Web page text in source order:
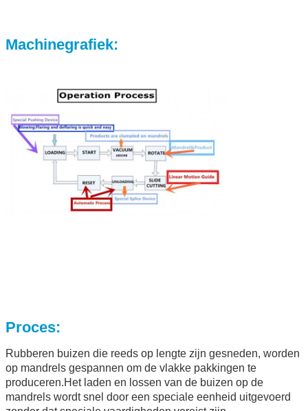
Machinegrafiek:
Proces:
Rubberen buizen die reeds op lengte zijn gesneden, worden
op mandrels gespannen om de vlakke pakkingen te
produceren.Het laden en lossen van de buizen op de
mandrels wordt snel door een speciale eenheid uitgevoerd